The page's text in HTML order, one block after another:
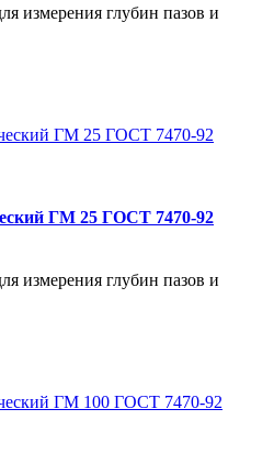
измерения глубин пазов и
ГМ 25 ГОСТ 7470-92
измерения глубин пазов и